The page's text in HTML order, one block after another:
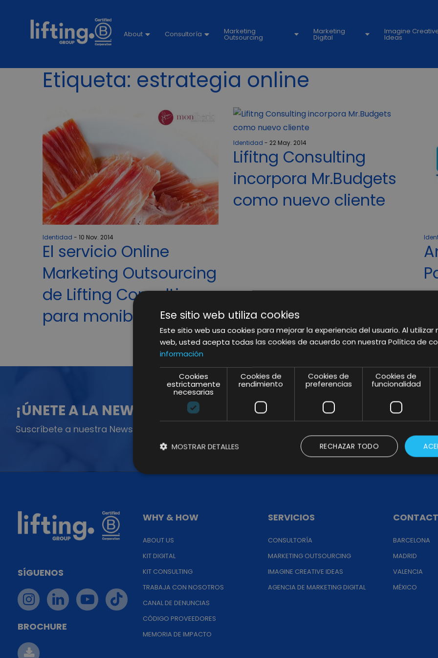
About Consultoría Marketing
Outsourcing
Marketing
Digital
Imagine
Ideas
Etiqueta: estrategia online
Identidad 10 Nov. 2014
El servicio Online
Marketing Outsourcing
de Lifting Consulting
para moniberic
Identidad 22 May. 2014
Lifitng Consulting
incorpora Mr.Budgets
como nuevo cliente
¡ÚNETE A LA NEWSLETTER!
Suscríbete a nuestra Newsletter y no te pierdas nuestros insights
SÍGUENOS
BROCHURE
WHY & HOW
ABOUT US
KIT DIGITAL
KIT CONSULTING
TRABAJA CON NOSOTROS
CANAL DE DENUNCIAS
CÓDIGO PROVEEDORES
MEMORIA DE IMPACTO
SERVICIOS
CONSULTORÍA
MARKETING OUTSOURCING
IMAGINE CREATIVE IDEAS
AGENCIA DE MARKETING DIGITAL
BARCELONA
MADRID
VALENCIA
MÉXICO
Ese sitio web utiliza cookies
Este sitio web usa cookies para mejorar la experiencia del usuario. Al utilizar
web, usted acepta todas las cookies de acuerdo con nuestra Política de
información
Cookies
estrictamente
necesarias
Cookies de
rendimiento
Cookies de
preferencias
Cookies de
funcionalidad
RECHAZAR TODO
MOSTRAR DETALLES